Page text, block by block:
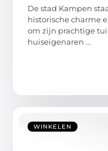
De stad Kampen
historische charme
om zijn prachtige
huiseigenaren ...
WINKELEN